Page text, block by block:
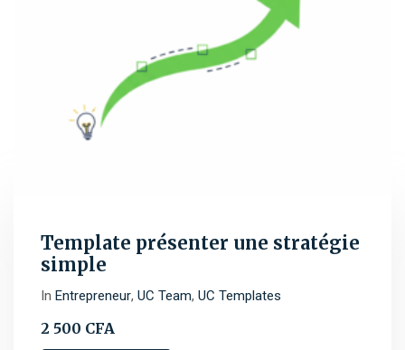
Template présenter une stratégie
simple
In Entrepreneur, UC Team, UC Templates
2 500 CFA